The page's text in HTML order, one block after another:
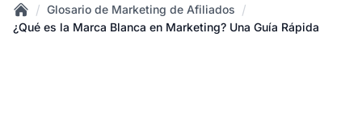
Home
/ Glosario de Marketing de Afiliados /
¿Qué es la Marca Blanca en Marketing? Una Guía Rápida